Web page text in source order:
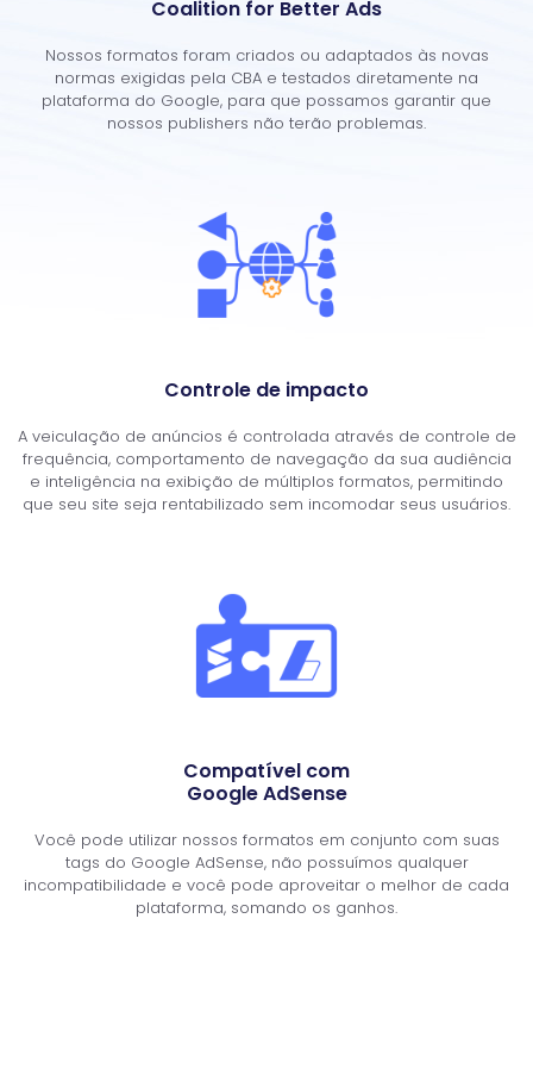
Coalition for Better Ads
Nossos formatos foram criados ou adaptados às novas
normas exigidas pela CBA e testados diretamente na
plataforma do Google, para que possamos garantir que
nossos publishers não terão problemas.
Controle de impacto
A veiculação de anúncios é controlada através de controle de
frequência, comportamento de navegação da sua audiência
e inteligência na exibição de múltiplos formatos, permitindo
que seu site seja rentabilizado sem incomodar seus usuários.
Compatível com
Google AdSense
Você pode utilizar nossos formatos em conjunto com suas
tags do Google AdSense, não possuímos qualquer
incompatibilidade e você pode aproveitar o melhor de cada
plataforma, somando os ganhos.